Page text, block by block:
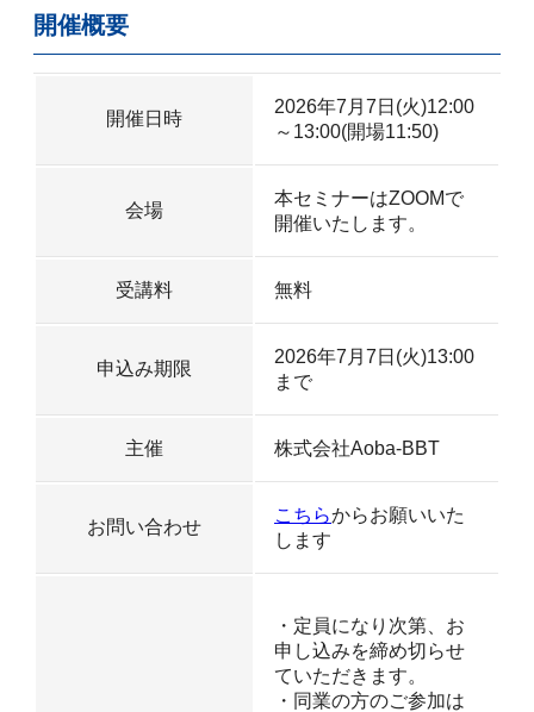
開催概要
開催日時
2026年7月7日(火)12:00
～13:00(開場11:50)
会場
本セミナーはZOOMで
開催いたします。
受講料 無料
申込み期限
2026年7月7日(火)13:00
まで
主催 株式会社Aoba-BBT
お問い合わせ
こちらからお願いいた
します
・定員になり次第、お
申し込みを締め切らせ
ていただきます。
・同業の方のご参加は